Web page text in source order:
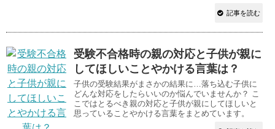
記事を読む
受験不合格時の親の対応と子供が親に
してほしいことやかける言葉は？
子供の受験結果がまさかの結果に…落ち込む子供に
どんな対応をしたらいいのか悩んでいませんか？ こ
こではとるべき親の対応と子供が親にしてほしいと
思っていることやかける言葉をまとめています。